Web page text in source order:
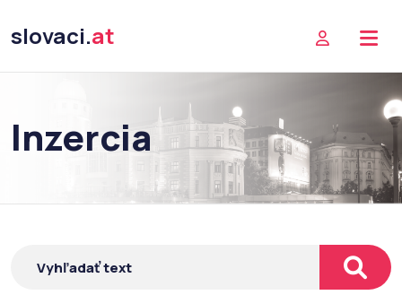
slovaci.at
Inzercia